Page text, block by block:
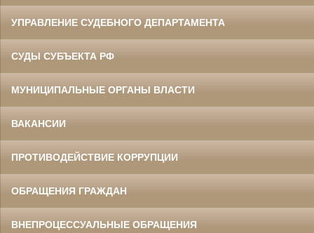
УПРАВЛЕНИЕ СУДЕБНОГО ДЕПАРТАМЕНТА
СУДЫ СУБЪЕКТА РФ
МУНИЦИПАЛЬНЫЕ ОРГАНЫ ВЛАСТИ
ВАКАНСИИ
ПРОТИВОДЕЙСТВИЕ КОРРУПЦИИ
ОБРАЩЕНИЯ ГРАЖДАН
ВНЕПРОЦЕССУАЛЬНЫЕ ОБРАЩЕНИЯ